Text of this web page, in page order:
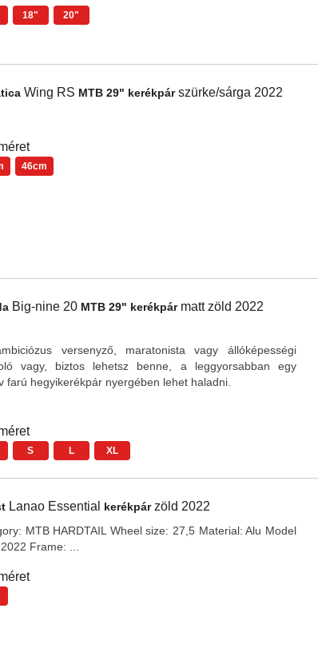
18" 20"
Wing RS MTB 29" kerékpárszürke/sárga 2022
46cm
Big-nine 20 MTB 29" kerékpár matt zöld 2022
versenyző, maratonista vagy állóképességi
vagy, biztos lehetsz benne, a leggyorsabban egy
farú hegyikerékpár nyergében lehet haladni.
S L XL
Lanao Essential kerékpárzöld 2022
MTB HARDTAIL Wheel size: 27,5 Material: Alu Model
Frame: ...